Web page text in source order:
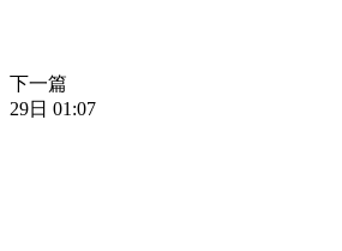
下一篇
29日 01:07